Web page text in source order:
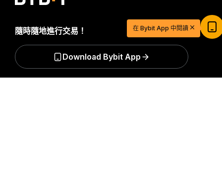
隨時隨地進行交易！
Download Bybit App
在 Bybit App 中閱讀